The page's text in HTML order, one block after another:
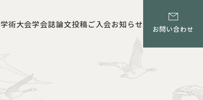
学術大会学会誌論文投稿ご入会お知らせ お問い合わせ